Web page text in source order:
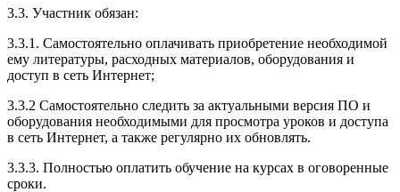
3.3. Участник обязан:
3.3.1. Cамостоятельно оплачивать приобретение необходимой
ему литературы, расходных материалов, оборудования и
доступ в сеть Интернет;
3.3.2 Самостоятельно следить за актуальными версия ПО и
оборудования необходимыми для просмотра уроков и доступа
в сеть Интернет, а также регулярно их обновлять.
3.3.3. Полностью оплатить обучение на курсах в оговоренные
сроки.